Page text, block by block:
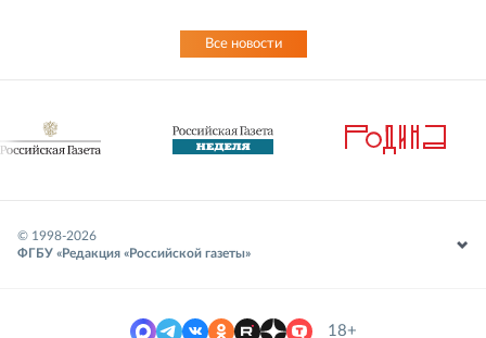
Все новости
© 1998-2026
ФГБУ «Редакция «Российской газеты»
18+